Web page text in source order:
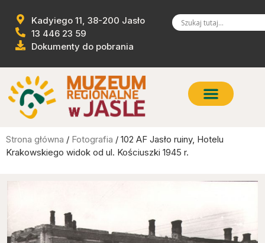
Kadyiego 11, 38-200 Jasło
13 446 23 59
Dokumenty do pobrania
Strona główna / Fotografia / 102 AF Jasło ruiny, Hotelu
Krakowskiego widok od ul. Kościuszki 1945 r.